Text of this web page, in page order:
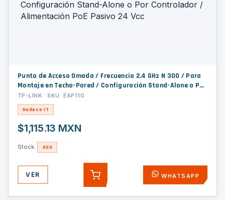
Punto de Acceso Omada / Frecuencia 2.4 GHz N 300 / Para
Montaje en Techo-Pared / Configuración Stand-Alone o Por
Controlador / Alimentación PoE Pasivo 24 Vcc
TP-LINK · SKU: EAP110
Redes e IT
$1,115.13 MXN
Stock: 400
VER AGREGAR WHATSAPP